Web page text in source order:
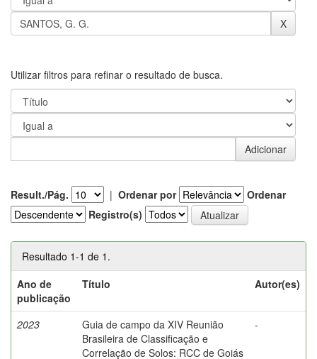
Utilizar filtros para refinar o resultado de busca.
Result./Pág. | Ordenar por
Ordenar
Registro(s)
Resultado 1-1 de 1.
Ano de
publicação
Título Autor(es)
2023
Guia de campo da XIV Reunião
Brasileira de Classificação e
Correlação de Solos: RCC de Goiás
-